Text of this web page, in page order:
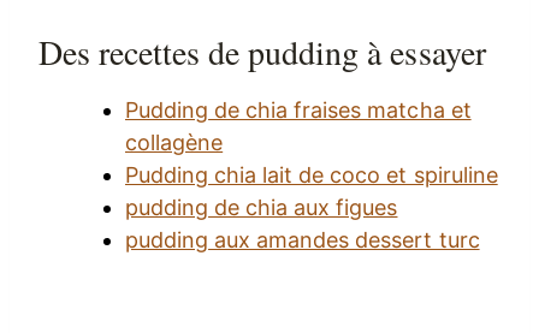
Des recettes de pudding à essayer
Pudding de chia fraises matcha et
collagène
Pudding chia lait de coco et spiruline
pudding de chia aux figues
pudding aux amandes dessert turc